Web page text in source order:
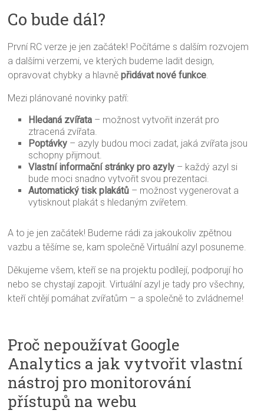
Co bude dál?
První RC verze je jen začátek! Počítáme s dalším rozvojem
a dalšími verzemi, ve kterých budeme ladit design,
opravovat chybky a hlavněpřidávat nové funkce.
Mezi plánované novinky patří:
Hledaná zvířata – možnost vytvořit inzerát pro
ztracená zvířata.
Poptávky – azyly budou moci zadat, jaká zvířata jsou
schopny přijmout.
Vlastní informační stránky pro azyly – každý azyl si
bude moci snadno vytvořit svou prezentaci.
Automatický tisk plakátů – možnost vygenerovat a
vytisknout plakát s hledaným zvířetem.
A to je jen začátek! Budeme rádi za jakoukoliv zpětnou
vazbu a těšíme se, kam společně Virtuální azyl posuneme.
Děkujeme všem, kteří se na projektu podílejí, podporují ho
nebo se chystají zapojit. Virtuální azyl je tady pro všechny,
kteří chtějí pomáhat zvířatům – a společně to zvládneme!
Proč nepoužívat Google
Analytics a jak vytvořit vlastní
nástroj pro monitorování
přístupů na webu